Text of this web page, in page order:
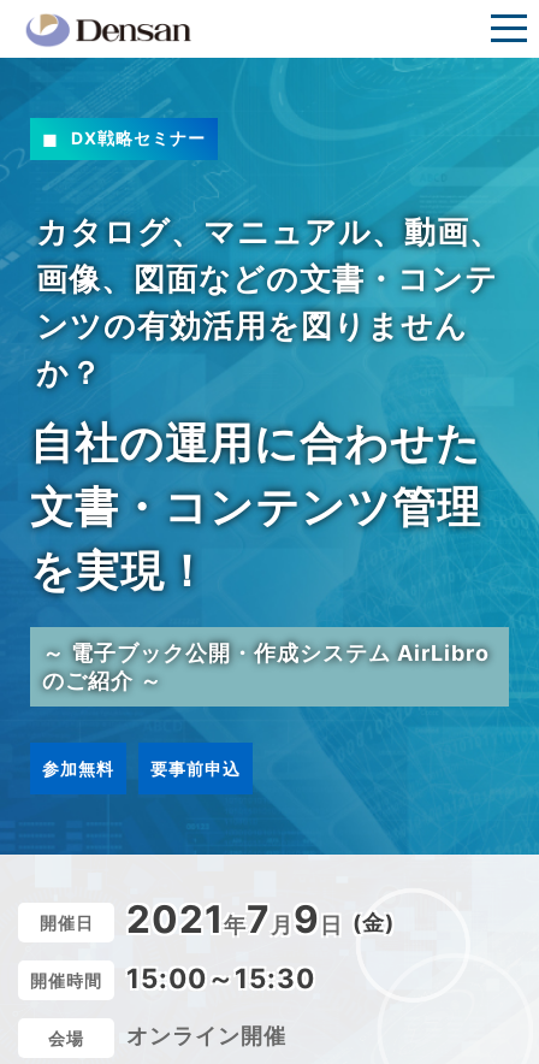
DX戦略セミナー
カタログ、マニュアル、動画、
画像、図面などの文書・コンテ
ンツの有効活用を図りません
か？
自社の運用に合わせた
文書・コンテンツ管理
を実現！
～ 電子ブック公開・作成システム AirLibro
のご紹介 ～
参加無料 要事前申込
開催日 2021年7 月 9 日 (金)
開催時間 15:00～15:30
会場 オンライン開催